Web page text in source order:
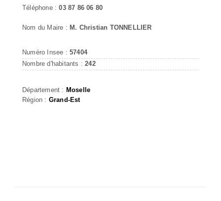
Téléphone :03 87 86 06 80
Nom du Maire : M. Christian TONNELLIER
Numéro Insee : 57404
Nombre d'habitants :242
Département : Moselle
Région : Grand-Est